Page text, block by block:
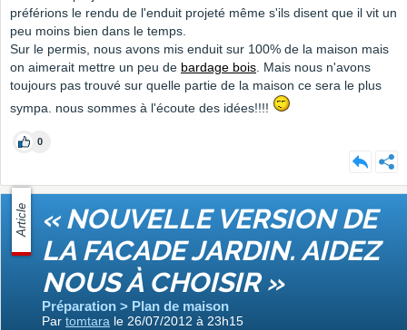
préférions le rendu de l'enduit projeté même s'ils disent que il vit un
peu moins bien dans le temps.
Sur le permis, nous avons mis enduit sur 100% de la maison mais
on aimerait mettre un peu de bardage bois. Mais nous n'avons
toujours pas trouvé sur quelle partie de la maison ce sera le plus
sympa. nous sommes à l'écoute des idées!!!!
0
Article « NOUVELLE VERSION DE
LA FACADE JARDIN. AIDEZ
NOUS À CHOISIR »
Préparation > Plan de maison
Par tomtara le 26/07/2012 à 23h15